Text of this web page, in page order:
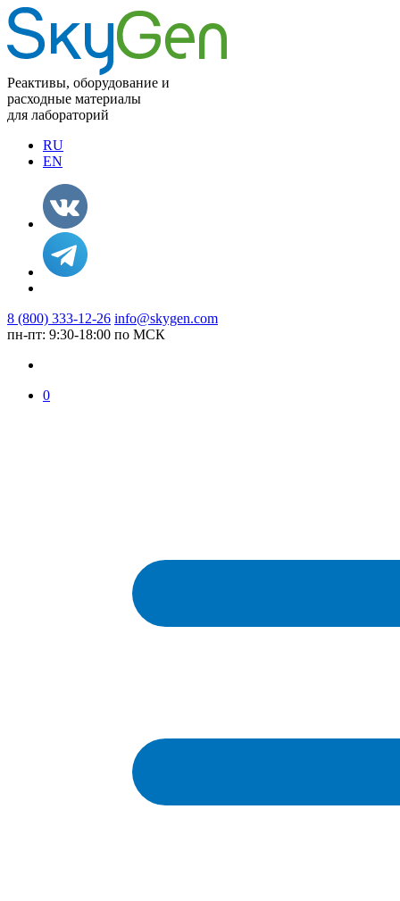
Реактивы, оборудование и
расходные материалы
для лабораторий
RU
EN
8 (800) 333-12-26 info@skygen.com
пн-пт: 9:30-18:00 по МСК
0